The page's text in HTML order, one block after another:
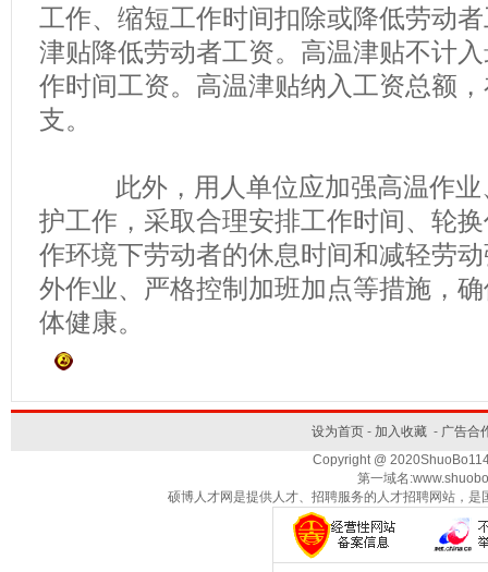
工作、缩短工作时间扣除或降低劳动
津贴降低劳动者工资。高温津贴不计
作时间工资。高温津贴纳入工资总额
支。
此外，用人单位应加强高温作业
护工作，采取合理安排工作时间、轮
作环境下劳动者的休息时间和减轻劳
外作业、严格控制加班加点等措施，
体健康。
设为首页- 加入收藏- 广告合
Copyright @
第一域名
硕博人才网是提供人才、招聘服务的人才招聘网站，